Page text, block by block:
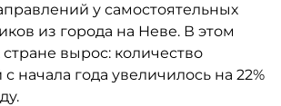
у самостоятельных
из города на Неве. В этом
стране вырос: количество
начала года увеличилось на 22%